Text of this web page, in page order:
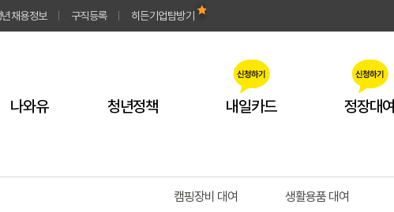
년채용정보 구직등록 히든기업탐방기
나와유 청년정책 내일카드 정장대여
캠핑장비 대여 생활용품 대여